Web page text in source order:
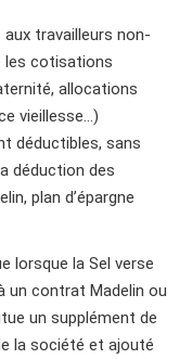
travailleurs non-
les cotisations
allocations
vieillesse…)
déductibles, sans
déduction des
plan d’épargne
lorsque la Sel verse
un contrat Madelin ou
un supplément de
la société et ajouté